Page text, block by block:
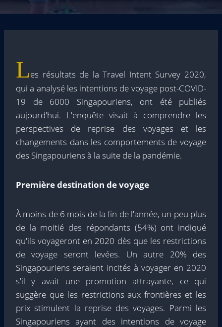
Les résultats de la Travel Intent Survey 2020,
qui a analysé les intentions de voyage post-COVID-
19 de 6000 Singapouriens, ont été publiés
aujourd'hui. L'enquête visait à comprendre les
perspectives de reprise des voyages et les
changements dans les comportements de voyage
des Singapouriens à la suite de la pandémie.
Première destination de voyage
À moins de 6 mois de la fin de l'année, un peu plus
de la moitié des répondants (54%) ont indiqué
qu'ils voyageront en 2020 dès que les restrictions
de voyage seront levées. Un autre 20% des
Singapouriens seraient incités à voyager en 2020
s'il y avait une promotion attrayante, ce qui
suggère que les restrictions aux frontières et les
prix stimulent la reprise des voyages. Parmi les
Singapouriens ayant des intentions de voyage